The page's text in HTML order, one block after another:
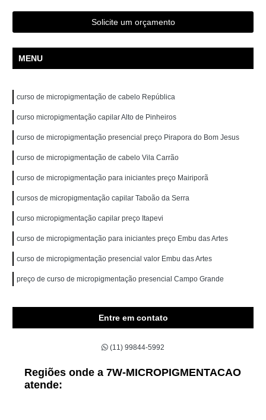
Solicite um orçamento
MENU
curso de micropigmentação de cabelo República
curso micropigmentação capilar Alto de Pinheiros
curso de micropigmentação presencial preço Pirapora do Bom Jesus
curso de micropigmentação de cabelo Vila Carrão
curso de micropigmentação para iniciantes preço Mairiporã
cursos de micropigmentação capilar Taboão da Serra
curso micropigmentação capilar preço Itapevi
curso de micropigmentação para iniciantes preço Embu das Artes
curso de micropigmentação presencial valor Embu das Artes
preço de curso de micropigmentação presencial Campo Grande
Entre em contato
(11) 99844-5992
Regiões onde a 7W-MICROPIGMENTACAO
atende: